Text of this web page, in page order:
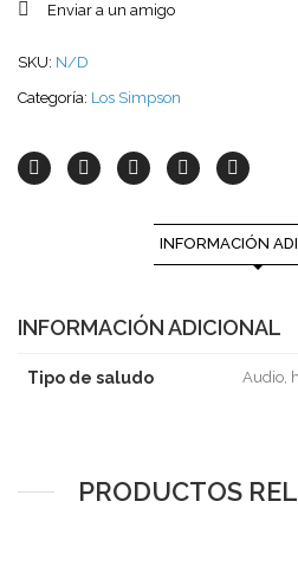
Enviar a un amigo
SKU: N/D
Categoría: Los Simpson
INFORMACIÓN
INFORMACIÓN ADICIONAL
Tipo de saludo Audio,
PRODUCTOS